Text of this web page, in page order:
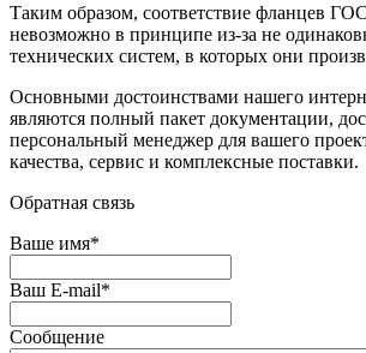
Таким образом, соответствие фланцев
невозможно в принципе из-за не
технических систем, в которых они
Основными достоинствами нашего
являются полный пакет документации,
персональный менеджер для вашего
качества, сервис и комплексные поставки.
Обратная связь
Ваше имя*
Ваш E-mail*
Сообщение